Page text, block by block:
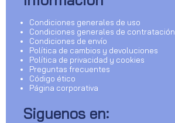
Condiciones generales de uso
Condiciones generales de contratación
Condiciones de envío
Política de cambios y devoluciones
Política de privacidad y cookies
Preguntas frecuentes
Código ético
Página corporativa
Siguenos en: